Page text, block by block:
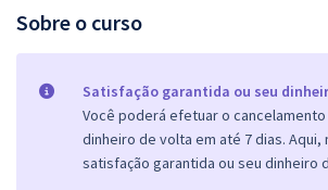
Sobre o curso
Satisfação garantida ou seu
Você poderá efetuar o
dinheiro de volta em até 7 dias. Aqui,
satisfação garantida ou seu dinheiro